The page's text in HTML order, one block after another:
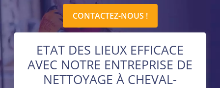
CONTACTEZ-NOUS !
ETAT DES LIEUX EFFICACE
AVEC NOTRE ENTREPRISE DE
NETTOYAGE À CHEVAL-